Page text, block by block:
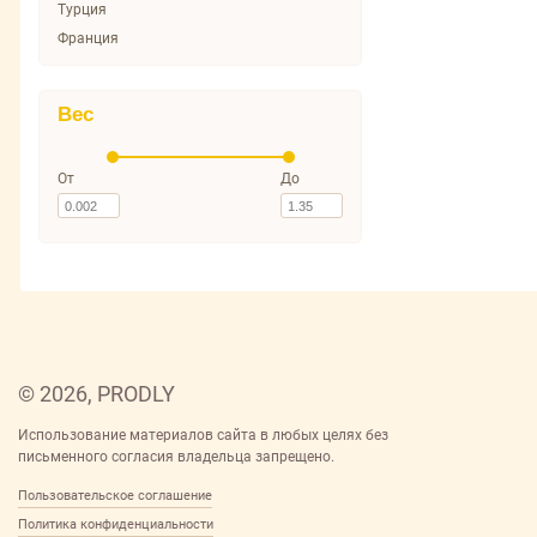
Solzao
TIMOTEI
АЛИСА
АНТУРАЖ
ГАДКИЙ Я
ГЛИСС КУР
Дав
ЛАПОЧКА
ЛЕДИ БАГ и СУПЕР КОТ
МОЕ СОЛНЫШКО
Моя прелесть
Турция
Франция
Вес
От До
© 2026, PRODLY
Использование материалов сайта в любых целях без
письменного согласия владельца запрещено.
Пользовательское соглашение
Политика конфиденциальности